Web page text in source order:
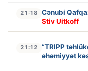
21:18 Cənubi
Stiv Uitkoff
21:12
“TRIPP
əhəmiyyət